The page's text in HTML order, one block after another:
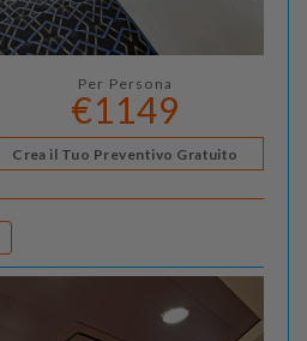
Per Persona
€1149
Crea il Tuo Preventivo Gratuito